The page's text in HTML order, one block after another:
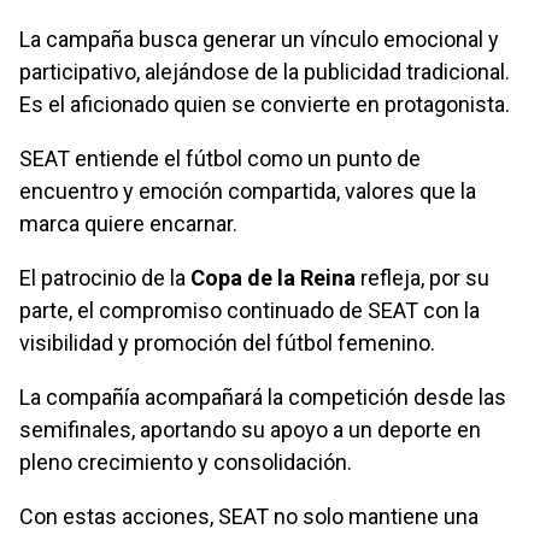
La campaña busca generar un vínculo emocional y
participativo, alejándose de la publicidad tradicional.
Es el aficionado quien se convierte en protagonista.
SEAT entiende el fútbol como un punto de
encuentro y emoción compartida, valores que la
marca quiere encarnar.
El patrocinio de la Copa de la Reina refleja, por su
parte, el compromiso continuado de SEAT con la
visibilidad y promoción del fútbol femenino.
La compañía acompañará la competición desde las
semifinales, aportando su apoyo a un deporte en
pleno crecimiento y consolidación.
Con estas acciones, SEAT no solo mantiene una